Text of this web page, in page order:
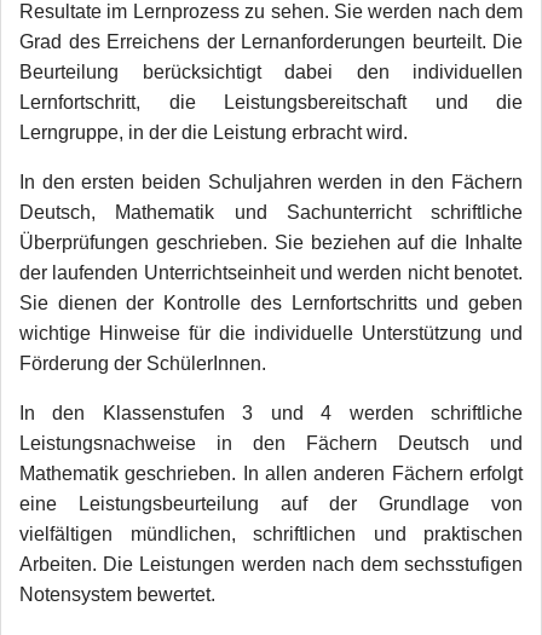
Resultate im Lernprozess zu sehen. Sie werden nach dem
Grad des Erreichens der Lernanforderungen beurteilt. Die
Beurteilung berücksichtigt dabei den individuellen
Lernfortschritt, die Leistungsbereitschaft und die
Lerngruppe, in der die Leistung erbracht wird.
In den ersten beiden Schuljahren werden in den Fächern
Deutsch, Mathematik und Sachunterricht schriftliche
Überprüfungen geschrieben. Sie beziehen auf die Inhalte
der laufenden Unterrichtseinheit und werden nicht benotet.
Sie dienen der Kontrolle des Lernfortschritts und geben
wichtige Hinweise für die individuelle Unterstützung und
Förderung der SchülerInnen.
In den Klassenstufen 3 und 4 werden schriftliche
Leistungsnachweise in den Fächern Deutsch und
Mathematik geschrieben. In allen anderen Fächern erfolgt
eine Leistungsbeurteilung auf der Grundlage von
vielfältigen mündlichen, schriftlichen und praktischen
Arbeiten. Die Leistungen werden nach dem sechsstufigen
Notensystem bewertet.